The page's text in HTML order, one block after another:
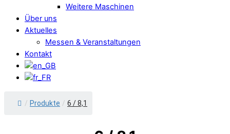
Weitere Maschinen
Über uns
Aktuelles
Messen & Veranstaltungen
Kontakt
/ Produkte / 6 / 8,1